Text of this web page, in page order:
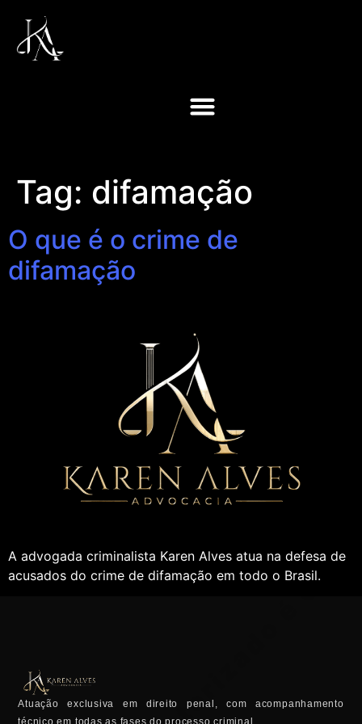
Tag: difamação
O que é o crime de
difamação
A advogada criminalista Karen Alves atua na defesa de
acusados do crime de difamação em todo o Brasil.
Atuação exclusiva em direito penal, com acompanhamento
técnico em todas as fases do processo criminal.